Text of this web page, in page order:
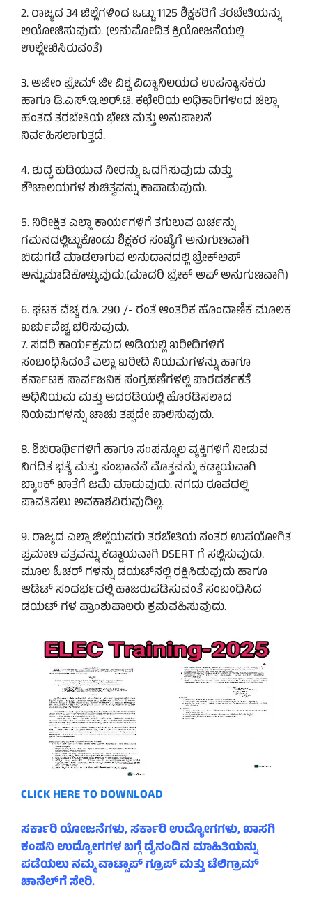
2. ರಾಜ್ಯದ 34 ಜಿಲ್ಲೆಗಳಿಂದ ಒಟ್ಟು 1125 ಶಿಕ್ಷಕರಿಗೆ ತರಬೇತಿಯನ್ನು
ಆಯೋಜಿಸುವುದು. (ಅನುಮೋದಿತ ಕ್ರಿಯೋಜನೆಯಲ್ಲಿ
ಉಲ್ಲೇಖಿಸಿರುವಂತೆ)
3. ಅಜೀಂ ಪ್ರೇಮ್ ಜೀ ವಿಶ್ವ ವಿದ್ಯಾನಿಲಯದ ಉಪನ್ಯಾಸಕರು
ಹಾಗೂ ಡಿ.ಎಸ್.ಇ.ಆರ್.ಟಿ. ಕಛೇರಿಯ ಅಧಿಕಾರಿಗಳಿಂದ ಜಿಲ್ಲಾ
ಹಂತದ ತರಬೇತಿಯ ಭೇಟಿ ಮತ್ತು ಅನುಪಾಲನೆ
ನಿರ್ವಹಿಸಲಾಗುತ್ತದೆ.
4. ಶುದ್ಧ ಕುಡಿಯುವ ನೀರನ್ನು ಒದಗಿಸುವುದು ಮತ್ತು
ಶೌಚಾಲಯಗಳ ಶುಚಿತ್ವವನ್ನು ಕಾಪಾಡುವುದು.
5. ನಿರೀಕ್ಷಿತ ಎಲ್ಲಾ ಕಾರ್ಯಗಳಿಗೆ ತಗುಲುವ ಖರ್ಚನ್ನು
ಗಮನದಲ್ಲಿಟ್ಟುಕೊಂಡು ಶಿಕ್ಷಕರ ಸಂಖ್ಯೆಗೆ ಅನುಗುಣವಾಗಿ
ಬಿಡುಗಡೆ ಮಾಡಲಾಗುವ ಅನುದಾನದಲ್ಲಿ ಬ್ರೇಕ್‌ಅಪ್
ಅನ್ನುಮಾಡಿಕೊಳ್ಳುವುದು.(ಮಾದರಿ ಬ್ರೇಕ್ ಅಪ್ ಅನುಗುಣವಾಗಿ)
6. ಘಟಕ ವೆಚ್ಚ ರೂ. 290 /- ರಂತೆ ಆಂತರಿಕ ಹೊಂದಾಣಿಕೆ ಮೂಲಕ
ಖರ್ಚುವೆಚ್ಚ ಭರಿಸುವುದು.
7. ಸದರಿ ಕಾರ್ಯಕ್ರಮದ ಅಡಿಯಲ್ಲಿ ಖರೀದಿಗಳಿಗೆ
ಸಂಬಂಧಿಸಿದಂತೆ ಎಲ್ಲಾ ಖರೀದಿ ನಿಯಮಗಳನ್ನು ಹಾಗೂ
ಕರ್ನಾಟಕ ಸಾರ್ವಜನಿಕ ಸಂಗ್ರಹಣೆಗಳಲ್ಲಿ ಪಾರದರ್ಶಕತೆ
ಅಧಿನಿಯಮ ಮತ್ತು ಅದರಡಿಯಲ್ಲಿ ಹೊರಡಿಸಲಾದ
ನಿಯಮಗಳನ್ನು ಚಾಚು ತಪ್ಪದೇ ಪಾಲಿಸುವುದು.
8. ಶಿಬಿರಾರ್ಥಿಗಳಿಗೆ ಹಾಗೂ ಸಂಪನ್ಮೂಲ ವ್ಯಕ್ತಿಗಳಿಗೆ ನೀಡುವ
ನಿಗದಿತ ಭತ್ಯೆ ಮತ್ತು ಸಂಭಾವನೆ ಮೊತ್ತವನ್ನು ಕಡ್ಡಾಯವಾಗಿ
ಬ್ಯಾಂಕ್ ಖಾತೆಗೆ ಜಮೆ ಮಾಡುವುದು. ನಗದು ರೂಪದಲ್ಲಿ
ಪಾವತಿಸಲು ಅವಕಾಶವಿರುವುದಿಲ್ಲ.
9. ರಾಜ್ಯದ ಎಲ್ಲಾ ಜಿಲ್ಲೆಯವರು ತರಬೇತಿಯ ನಂತರ ಉಪಯೋಗಿತ
ಪ್ರಮಾಣ ಪತ್ರವನ್ನು ಕಡ್ಡಾಯವಾಗಿ DSERT ಗೆ ಸಲ್ಲಿಸುವುದು.
ಮೂಲ ಓಚರ್ ಗಳನ್ನು ಡಯಟ್‌ನಲ್ಲಿ ರಕ್ಷಿಸಿಡುವುದು ಹಾಗೂ
ಆಡಿಟ್ ಸಂದರ್ಭದಲ್ಲಿ ಹಾಜರುಪಡಿಸುವಂತೆ ಸಂಬಂಧಿಸಿದ
ಡಯಟ್‌ ಗಳ ಪ್ರಾಂಶುಪಾಲರು ಕ್ರಮವಹಿಸುವುದು.
CLICK HERE TO DOWNLOAD
ಸರ್ಕಾರಿ ಯೋಜನೆಗಳು, ಸರ್ಕಾರಿ ಉದ್ಯೋಗಗಳು, ಖಾಸಗಿ
ಕಂಪನಿ ಉದ್ಯೋಗಗಳ ಬಗ್ಗೆ ದೈನಂದಿನ ಮಾಹಿತಿಯನ್ನು
ಪಡೆಯಲು ನಮ್ಮ ವಾಟ್ಸಾಪ್ ಗ್ರೂಪ್ ಮತ್ತು ಟೆಲಿಗ್ರಾಮ್
ಚಾನೆಲ್‌ಗೆ ಸೇರಿ.